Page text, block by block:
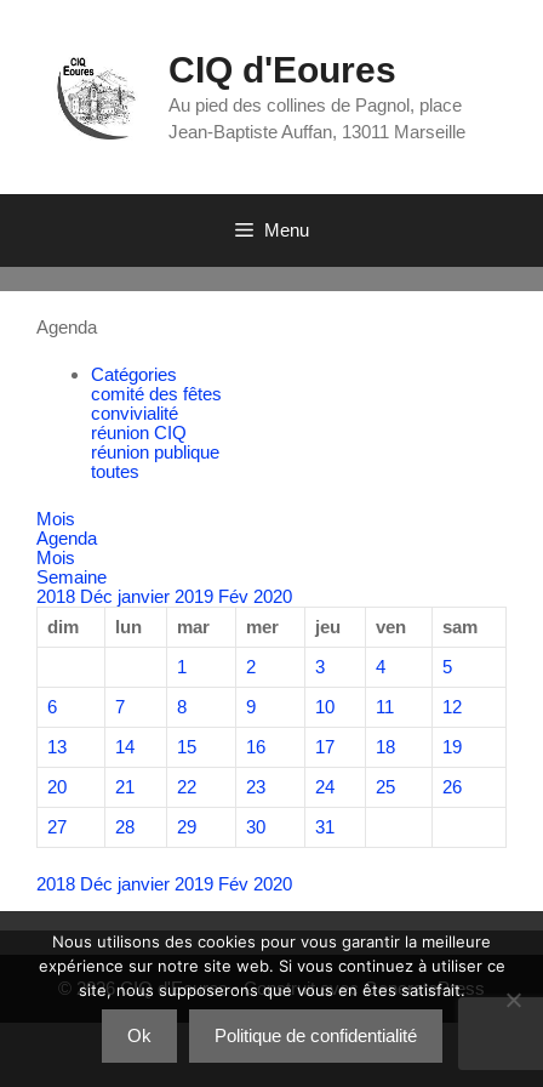
CIQ d'Eoures
Au pied des collines de Pagnol, place
Jean-Baptiste Auffan, 13011 Marseille
Menu
Agenda
Catégories
comité des fêtes
convivialité
réunion CIQ
réunion publique
toutes
Mois
Agenda
Mois
Semaine
2018 Déc janvier 2019 Fév 2020
dim
lun mar mer jeu ven
sam
1
2 3 4
5
6
7 8 9 10 11
12
13
14 15 16 17 18
19
20
21 22 23 24 25
26
27
28 29 30 31
2018 Déc janvier 2019 Fév 2020
© 2026 CIQ d'Eoures• Construit avecGeneratePress
Nous utilisons des cookies pour vous garantir la meilleure
expérience sur notre site web. Si vous continuez à utiliser ce
site, nous supposerons que vous en êtes satisfait.
Ok Politique de confidentialité